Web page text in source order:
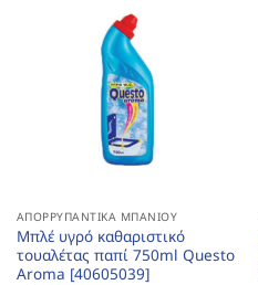
ΑΠΟΡΡΥΠΑΝΤΙΚΆ ΜΠΆΝΙΟΥ
Μπλέ υγρό καθαριστικό
τουαλέτας παπί 750ml Questo
Aroma [40605039]